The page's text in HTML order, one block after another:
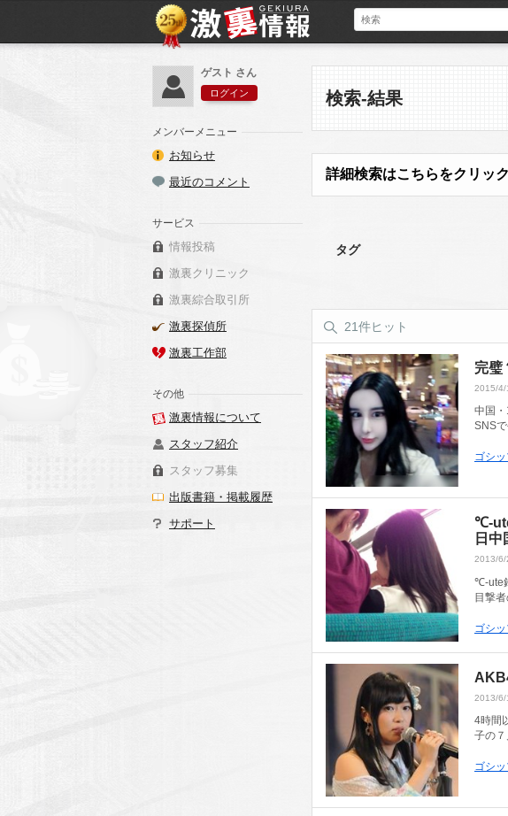
検索-結果
詳細検索はこちらをクリック
タグ
21件ヒット
完璧
2015/4/
中国
SNS
ゴシ
℃-
日中
2013/6/
℃-ute
目撃
ゴシ
2013/6/
4時間
子の
ゴシ
ゲスト さん
ログイン
メンバーメニュー
お知らせ
最近のコメント
サービス
情報投稿
激裏クリニック
激裏綜合取引所
激裏探偵所
激裏工作部
その他
激裏情報について
スタッフ紹介
スタッフ募集
出版書籍・掲載履歴
サポート